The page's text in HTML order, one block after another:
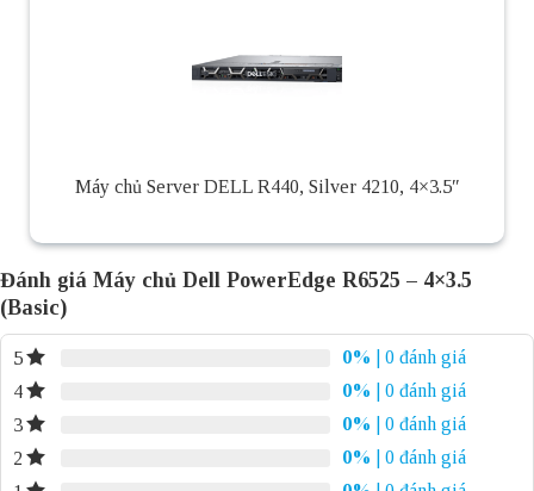
Máy chủ Server DELL R440, Silver 4210, 4×3.5″
Đánh giá Máy chủ Dell PowerEdge R6525 – 4×3.5
(Basic)
5 0%
| 0 đánh giá
4
0%
| 0 đánh giá
3
0%
| 0 đánh giá
2
0%
| 0 đánh giá